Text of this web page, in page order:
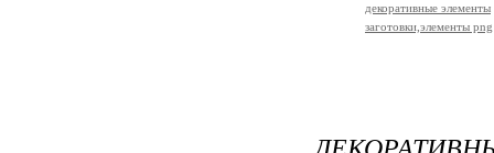
декоративные элементы
заготовки,элементы png